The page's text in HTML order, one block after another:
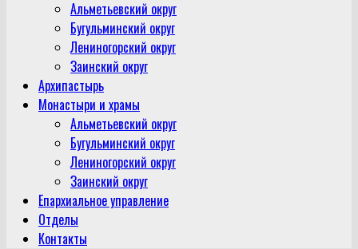
Альметьевский округ
Бугульминский округ
Лениногорский округ
Заинский округ
Архипастырь
Монастыри и храмы
Альметьевский округ
Бугульминский округ
Лениногорский округ
Заинский округ
Епархиальное управление
Отделы
Контакты